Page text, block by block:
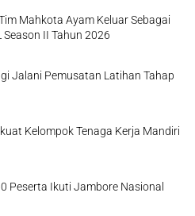
Mahkota Ayam Keluar Sebagai
II Tahun 2026
Jalani Pemusatan Latihan Tahap
Kelompok Tenaga Kerja Mandiri
Peserta Ikuti Jambore Nasional